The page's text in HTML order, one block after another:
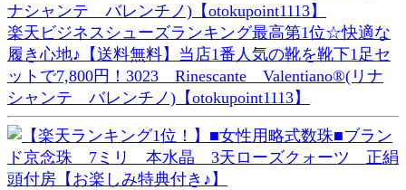
楽天ビジネスシューズランキング最高第1位☆快適な
履き心地♪【送料無料】当店1番人気の靴を靴下1足セ
ットで7,800円！3023 Rinescante Valentiano®(リナ
シャンテ バレンチノ)【otokupoint1113】